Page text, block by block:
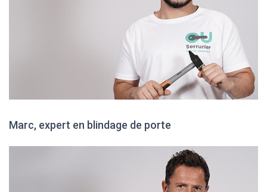
Marc, expert en blindage de porte